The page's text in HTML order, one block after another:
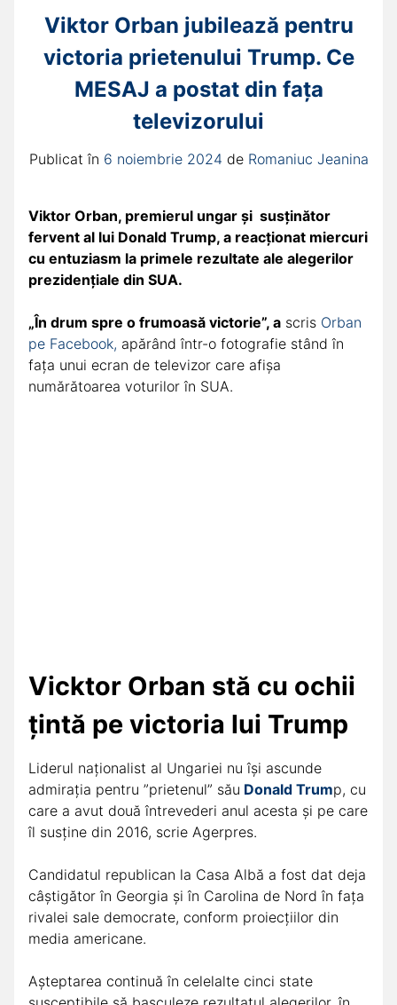
Viktor Orban jubilează pentru
victoria prietenului Trump. Ce
MESAJ a postat din fața
televizorului
Publicat în 6 noiembrie 2024 de Romaniuc Jeanina
Viktor Orban, premierul ungar și susţinător
fervent al lui Donald Trump, a reacţionat miercuri
cu entuziasm la primele rezultate ale alegerilor
prezidenţiale din SUA.
„În drum spre o frumoasă victorie”, a scris Orban
pe Facebook, apărând într-o fotografie stând în
faţa unui ecran de televizor care afişa
numărătoarea voturilor în SUA.
Vicktor Orban stă cu ochii
țintă pe victoria lui Trump
Liderul naţionalist al Ungariei nu îşi ascunde
admiraţia pentru ”prietenul” său Donald Trump, cu
care a avut două întrevederi anul acesta şi pe care
îl susţine din 2016, scrie Agerpres.
Candidatul republican la Casa Albă a fost dat deja
câştigător în Georgia şi în Carolina de Nord în faţa
rivalei sale democrate, conform proiecţiilor din
media americane.
Aşteptarea continuă în celelalte cinci state